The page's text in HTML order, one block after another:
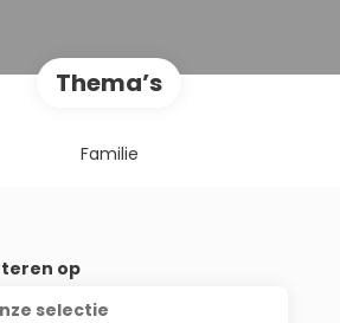
Thema’s
Familie
op
selectie